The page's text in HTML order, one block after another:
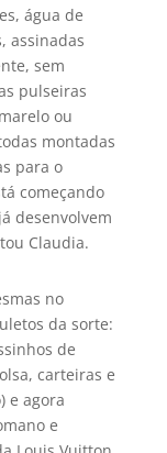
água de
assinadas
sem
pulseiras
ou
montadas
para o
começando
desenvolvem
Claudia.
no
da sorte:
de
carteiras e
e agora
e